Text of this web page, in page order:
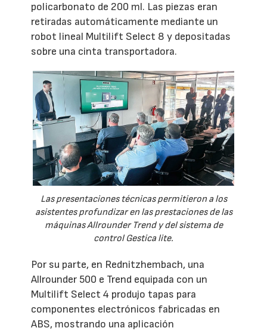
policarbonato de 200 ml. Las piezas eran
retiradas automáticamente mediante un
robot lineal Multilift Select 8 y depositadas
sobre una cinta transportadora.
Las presentaciones técnicas permitieron a los
asistentes profundizar en las prestaciones de las
máquinas Allrounder Trend y del sistema de
control Gestica lite.
Por su parte, en Rednitzhembach, una
Allrounder 500 e Trend equipada con un
Multilift Select 4 produjo tapas para
componentes electrónicos fabricadas en
ABS, mostrando una aplicación